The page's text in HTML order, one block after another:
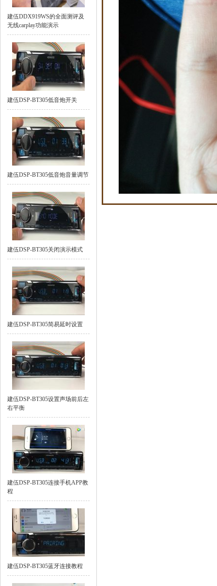
建伍DDX919WS的全面测评及
无线carplay功能演示
建伍DSP-BT305低音炮开关
建伍DSP-BT305低音炮音量调节
建伍DSP-BT305关闭演示模式
建伍DSP-BT305简易延时设置
建伍DSP-BT305设置声场前后左
右平衡
建伍DSP-BT305连接手机APP教
程
建伍DSP-BT305蓝牙连接教程